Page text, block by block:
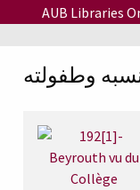
Skip to main content
AUB Libraries
وطفولته